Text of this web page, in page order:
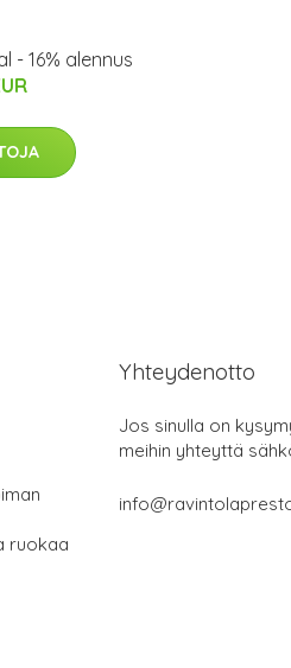
- 16% alennus
ruokaa
Yhteydenotto
Jos sinulla on
meihin yhteyttä